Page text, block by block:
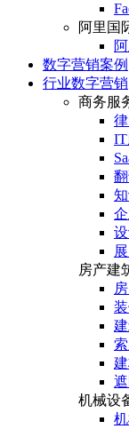
阿里国
数字营销案例
行业数字营销
商务服
房产建
机械设